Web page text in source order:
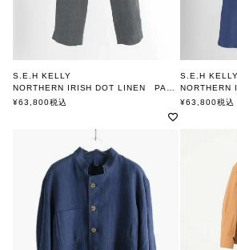
S.E.H KELLY
NORTHERN IRISH DOT LINEN PANTS
エスイーエイチケリー
¥63,800税込
S.E.H
NORTHERN
エスイーエイ
¥63,800税込